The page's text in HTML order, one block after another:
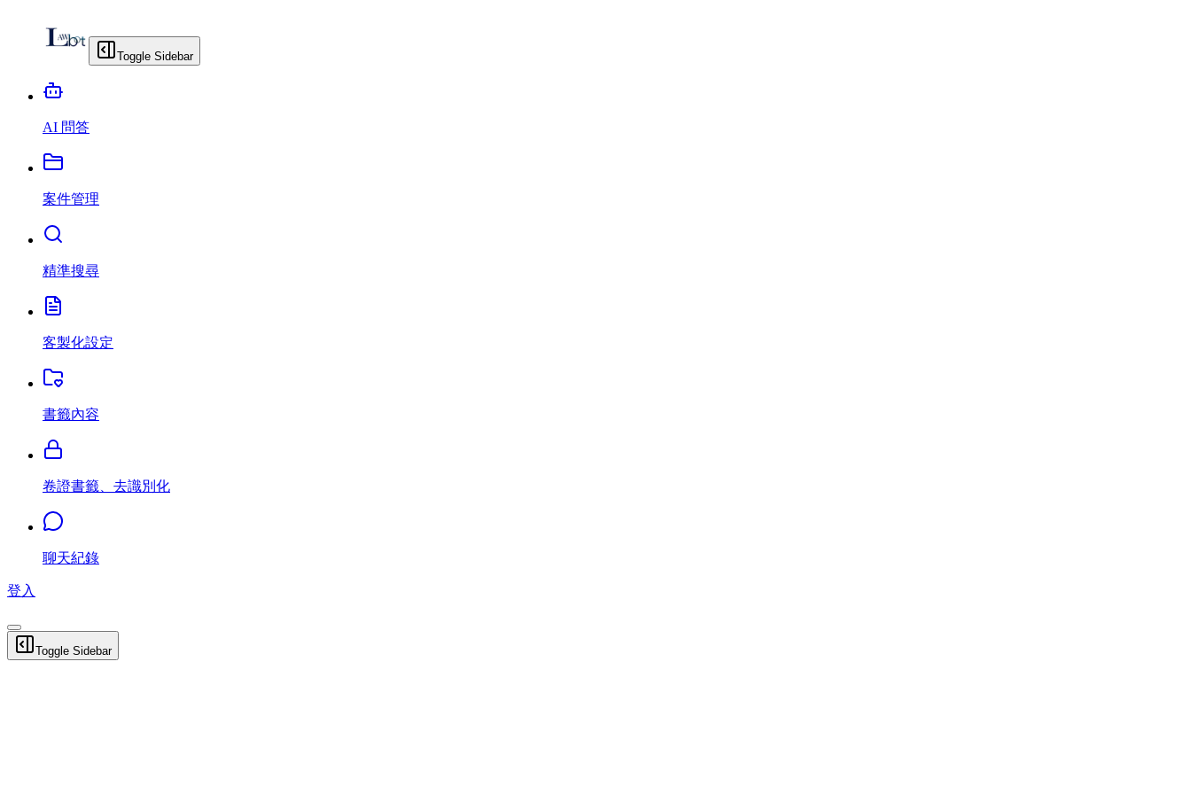
Toggle Sidebar
AI 問答
案件管理
精準搜尋
客製化設定
書籤內容
卷證書籤、去識別化
聊天紀錄
登入
Toggle Sidebar